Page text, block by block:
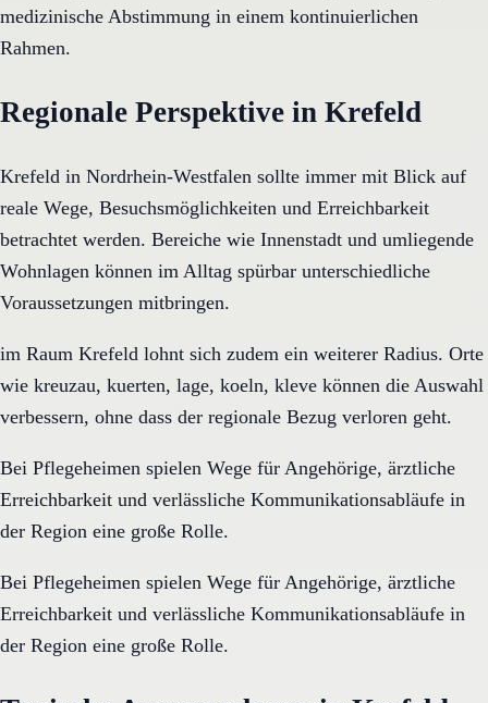
medizinische Abstimmung in einem kontinuierlichen
Rahmen.
Regionale Perspektive in Krefeld
Krefeld in Nordrhein-Westfalen sollte immer mit Blick auf
reale Wege, Besuchsmöglichkeiten und Erreichbarkeit
betrachtet werden. Bereiche wie Innenstadt und umliegende
Wohnlagen können im Alltag spürbar unterschiedliche
Voraussetzungen mitbringen.
im Raum Krefeld lohnt sich zudem ein weiterer Radius. Orte
wie kreuzau, kuerten, lage, koeln, kleve können die Auswahl
verbessern, ohne dass der regionale Bezug verloren geht.
Bei Pflegeheimen spielen Wege für Angehörige, ärztliche
Erreichbarkeit und verlässliche Kommunikationsabläufe in
der Region eine große Rolle.
Bei Pflegeheimen spielen Wege für Angehörige, ärztliche
Erreichbarkeit und verlässliche Kommunikationsabläufe in
der Region eine große Rolle.